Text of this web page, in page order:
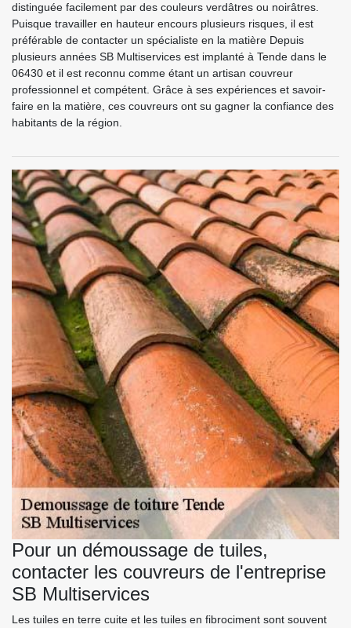
distinguée facilement par des couleurs verdâtres ou noirâtres.
Puisque travailler en hauteur encours plusieurs risques, il est
préférable de contacter un spécialiste en la matière Depuis
plusieurs années SB Multiservices est implanté à Tende dans le
06430 et il est reconnu comme étant un artisan couvreur
professionnel et compétent. Grâce à ses expériences et savoir-
faire en la matière, ces couvreurs ont su gagner la confiance des
habitants de la région.
Pour un démoussage de tuiles,
contacter les couvreurs de l'entreprise
SB Multiservices
Les tuiles en terre cuite et les tuiles en fibrociment sont souvent